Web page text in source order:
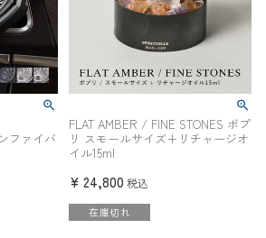
ファイバ
FLAT AMBER / FINE STONES ポプ
リ スモールサイズ+リチャージオ
イル15ml
¥ 24,800 税込
在庫切れ